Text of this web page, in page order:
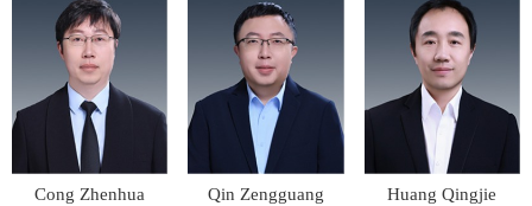
Cong Zhenhua Qin Zengguang Huang Qingjie